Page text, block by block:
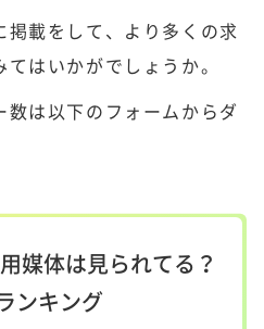
掲載をして、より多くの求
はいかがでしょうか。
数は以下のフォームからダ
媒体は見られてる？
ンキング